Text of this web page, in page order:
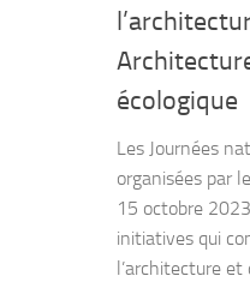
écologique
Les Journées
organisées par
15 octobre
initiatives qui
l’architecture